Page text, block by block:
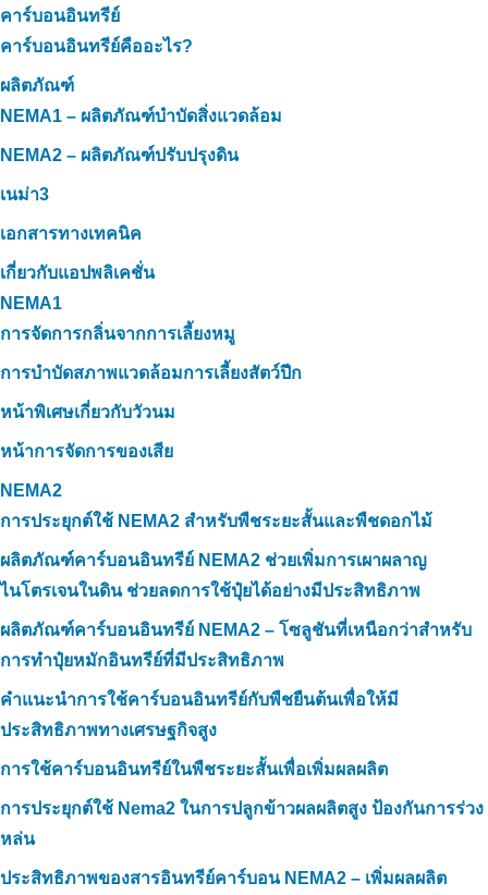
คาร์บอนอินทรีย์
คาร์บอนอินทรีย์คืออะไร?
ผลิตภัณฑ์
NEMA1 – ผลิตภัณฑ์บำบัดสิ่งแวดล้อม
NEMA2 – ผลิตภัณฑ์ปรับปรุงดิน
เนม่า3
เอกสารทางเทคนิค
เกี่ยวกับแอปพลิเคชั่น
NEMA1
การจัดการกลิ่นจากการเลี้ยงหมู
การบำบัดสภาพแวดล้อมการเลี้ยงสัตว์ปีก
หน้าพิเศษเกี่ยวกับวัวนม
หน้าการจัดการของเสีย
NEMA2
การประยุกต์ใช้ NEMA2 สำหรับพืชระยะสั้นและพืชดอกไม้
ผลิตภัณฑ์คาร์บอนอินทรีย์ NEMA2 ช่วยเพิ่มการเผาผลาญ
ไนโตรเจนในดิน ช่วยลดการใช้ปุ๋ยได้อย่างมีประสิทธิภาพ
ผลิตภัณฑ์คาร์บอนอินทรีย์ NEMA2 – โซลูชันที่เหนือกว่าสำหรับ
การทำปุ๋ยหมักอินทรีย์ที่มีประสิทธิภาพ
คำแนะนำการใช้คาร์บอนอินทรีย์กับพืชยืนต้นเพื่อให้มี
ประสิทธิภาพทางเศรษฐกิจสูง
การใช้คาร์บอนอินทรีย์ในพืชระยะสั้นเพื่อเพิ่มผลผลิต
การประยุกต์ใช้ Nema2 ในการปลูกข้าวผลผลิตสูง ป้องกันการร่วง
หล่น
ประสิทธิภาพของสารอินทรีย์คาร์บอน NEMA2 – เพิ่มผลผลิต